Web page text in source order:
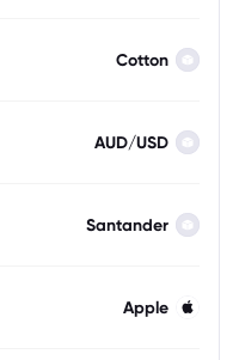
Cotton
AUD/USD
Santander
Apple